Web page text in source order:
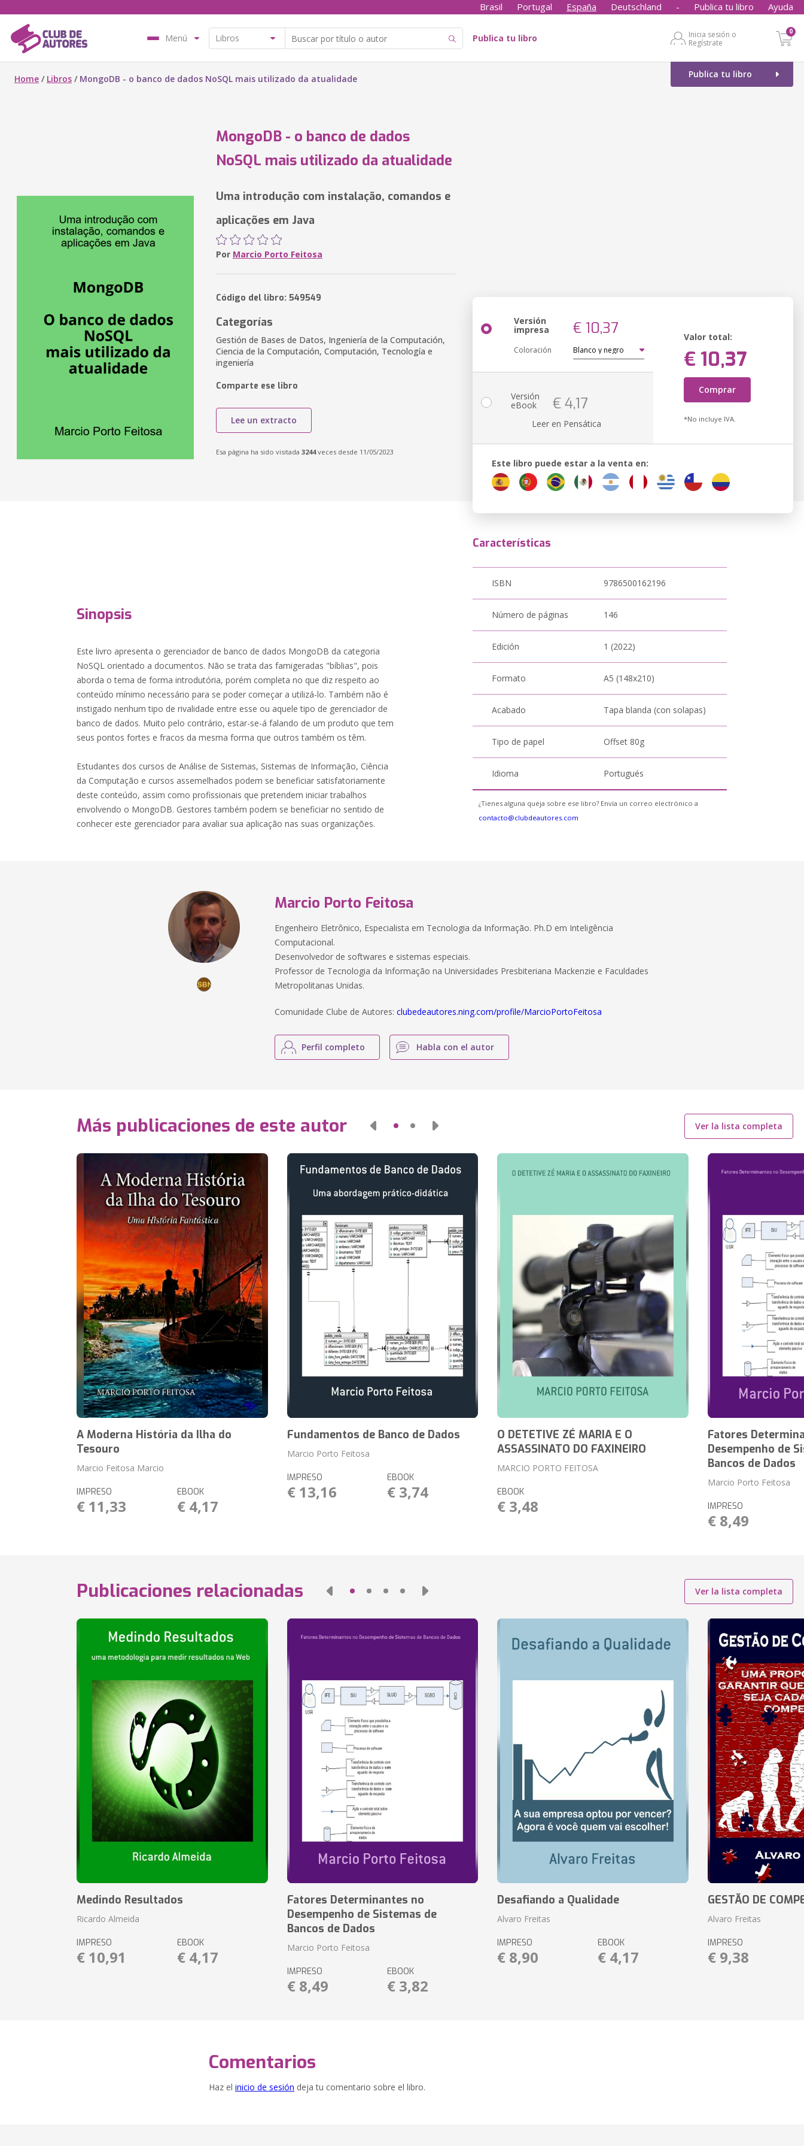
Brasil Portugal España Deutschland - Publica tu libro Ayuda
Menú Publica tu libro
Inicia sesión o
Regístrate
0
Publica tu libro
Home / Libros / MongoDB - o banco de dados NoSQL mais utilizado da atualidade
MongoDB - o banco de dados
NoSQL mais utilizado da atualidade
Uma introdução com instalação, comandos e
aplicações em Java
Por Marcio Porto Feitosa
Código del libro: 549549
Categorías
Gestión de Bases de Datos, Ingeniería de la Computación,
Ciencia de la Computación, Computación, Tecnología e
ingeniería
Comparte ese libro
Lee un extracto
Esa página ha sido visitada 3244veces desde 11/05/2023
Versión
impresa € 10,37
Coloración
Valor total:
€ 10,37
Comprar
*No incluye IVA.
Versión
eBook € 4,17
Leer en Pensática
Este libro puede estar a la venta en:
Sinopsis
Este livro apresenta o gerenciador de banco de dados MongoDB da categoria
NoSQL orientado a documentos. Não se trata das famigeradas "bíblias", pois
aborda o tema de forma introdutória, porém completa no que diz respeito ao
conteúdo mínimo necessário para se poder começar a utilizá-lo. Também não é
instigado nenhum tipo de rivalidade entre esse ou aquele tipo de gerenciador de
banco de dados. Muito pelo contrário, estar-se-á falando de um produto que tem
seus pontos fortes e fracos da mesma forma que outros também os têm.
Estudantes dos cursos de Análise de Sistemas, Sistemas de Informação, Ciência
da Computação e cursos assemelhados podem se beneficiar satisfatoriamente
deste conteúdo, assim como profissionais que pretendem iniciar trabalhos
envolvendo o MongoDB. Gestores também podem se beneficiar no sentido de
conhecer este gerenciador para avaliar sua aplicação nas suas organizações.
Características
ISBN 9786500162196
Número de páginas 146
Edición 1 (2022)
Formato A5 (148x210)
Acabado Tapa blanda (con solapas)
Tipo de papel Offset 80g
Idioma Portugués
¿Tienes alguna queja sobre ese libro? Envía un correo electrónico a
contacto@clubdeautores.com
Marcio Porto Feitosa
Engenheiro Eletrônico, Especialista em Tecnologia da Informação. Ph.D em Inteligência
Computacional.
Desenvolvedor de softwares e sistemas especiais.
Professor de Tecnologia da Informação na Universidades Presbiteriana Mackenzie e Faculdades
Metropolitanas Unidas.
Comunidade Clube de Autores:clubedeautores.ning.com/profile/MarcioPortoFeitosa
Perfil completo Habla con el autor
Más publicaciones de este autor Ver la lista completa
A Moderna História da Ilha do
Tesouro
Marcio Feitosa Marcio
IMPRESO
€ 11,33
EBOOK
€ 4,17
Fundamentos de Banco de Dados
Marcio Porto Feitosa
IMPRESO
€ 13,16
EBOOK
€ 3,74
O DETETIVE ZÉ MARIA E O
ASSASSINATO DO FAXINEIRO
MARCIO PORTO FEITOSA
EBOOK
€ 3,48
Fatores
Desempenho de
Bancos de Dados
Marcio Porto Feitosa
IMPRESO
€ 8,49
Publicaciones relacionadas Ver la lista completa
Medindo Resultados
Ricardo Almeida
IMPRESO
€ 10,91
EBOOK
€ 4,17
Fatores Determinantes no
Desempenho de Sistemas de
Bancos de Dados
Marcio Porto Feitosa
IMPRESO
€ 8,49
EBOOK
€ 3,82
Desafiando a Qualidade
Alvaro Freitas
IMPRESO
€ 8,90
EBOOK
€ 4,17
GESTÃO DE
Alvaro Freitas
IMPRESO
€ 9,38
Comentarios
Haz el inicio de sesión deja tu comentario sobre el libro.